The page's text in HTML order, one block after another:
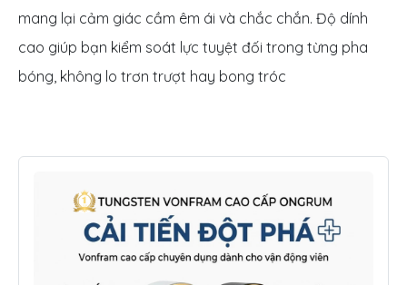
mang lại cảm giác cầm êm ái và chắc chắn. Độ dính
cao giúp bạn kiểm soát lực tuyệt đối trong từng pha
bóng, không lo trơn trượt hay bong tróc